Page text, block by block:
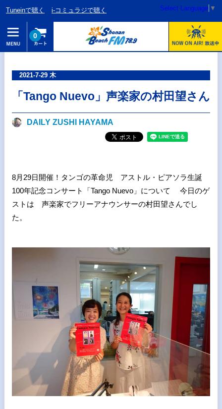
Tuneinで聴く i-コミュラジで聴く Select Language ▼
0
2021-7-29 木
「Tango Nuevo」声楽家の村田望さん
DAILY ZUSHI HAYAMA
8月29日開催！タンゴの革命児 アストル・ピアソラ生誕
100年記念コンサート「Tango Nuevo」について 今日のゲ
ストは 声楽家でフリーアナウンサーの村田望さんでし
た。